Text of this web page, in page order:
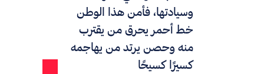
وسيادتها، فأمن هذا الوطن
خط أحمر يحرق من يقترب
منه وحصن يرتد من يهاجمه
كسيرًا كسيحًا